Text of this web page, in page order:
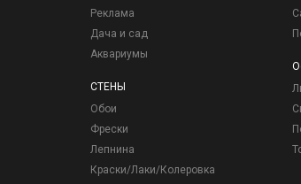
Реклама
Дача и сад
Аквариумы
СТЕНЫ
Обои
Фрески
Лепнина
Краски/Лаки/Колеровка